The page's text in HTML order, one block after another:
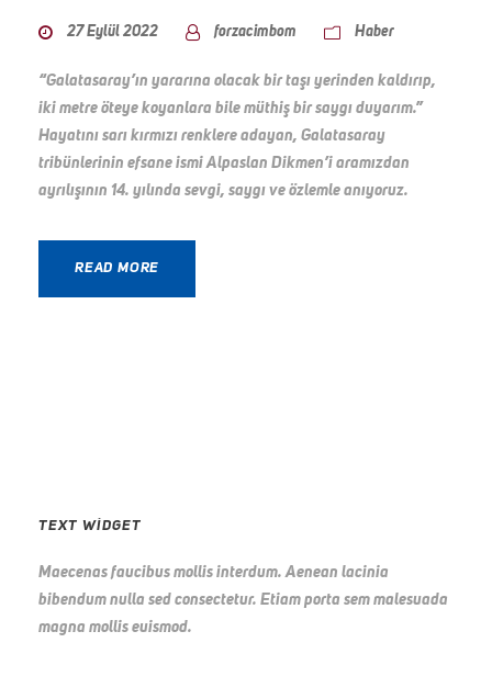
27 Eylül 2022 forzacimbom Haber
“Galatasaray’ın yararına olacak bir taşı yerinden kaldırıp,
iki metre öteye koyanlara bile müthiş bir saygı duyarım.”
Hayatını sarı kırmızı renklere adayan, Galatasaray
tribünlerinin efsane ismi Alpaslan Dikmen’i aramızdan
ayrılışının 14. yılında sevgi, saygı ve özlemle anıyoruz.
READ MORE
TEXT WIDGET
Maecenas faucibus mollis interdum. Aenean lacinia
bibendum nulla sed consectetur. Etiam porta sem malesuada
magna mollis euismod.